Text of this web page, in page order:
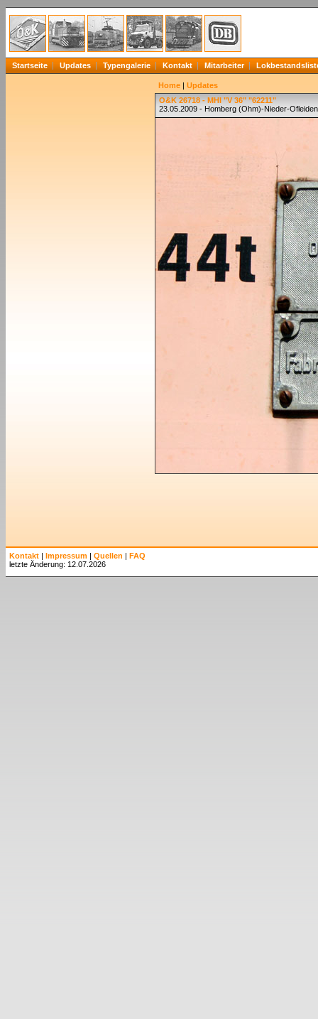
Startseite Updates Typengalerie Kontakt Mitarbeiter
Home | Updates
O&K 26718 - MHI "V 36" "62211"
23.05.2009 - Homberg (Ohm)-Nieder-Ofleiden
Kontakt | Impressum | Quellen | FAQ
letzte Änderung: 12.07.2026